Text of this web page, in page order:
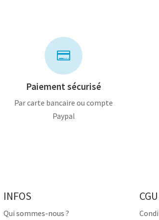

Paiement sécurisé
Par carte bancaire ou compte
Paypal
INFOS
Qui sommes-nous ?
CGU